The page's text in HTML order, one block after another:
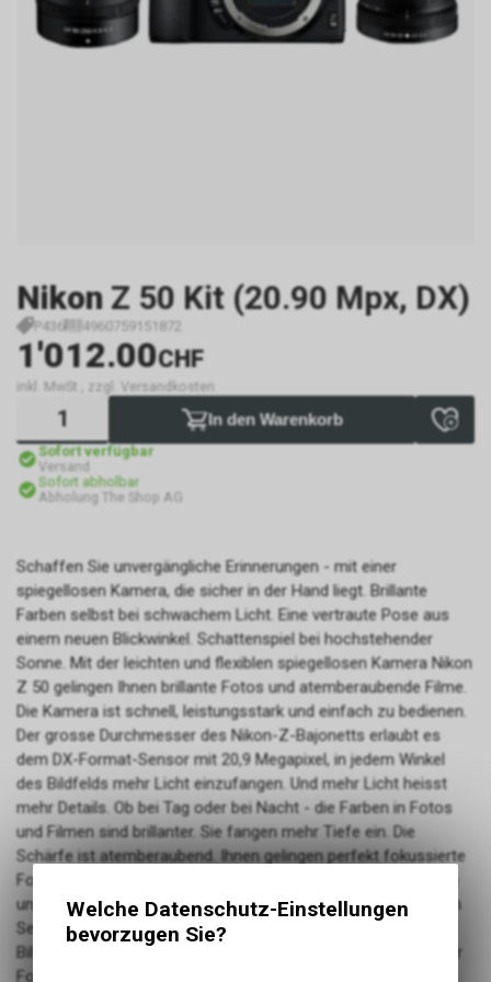
Nikon Z 50 Kit (20.90 Mpx, DX)
P436 4960759151872
1'012.00CHF
inkl. MwSt., zzgl. Versandkosten
In den Warenkorb
Sofort verfügbar
Versand
Sofort abholbar
Abholung The Shop AG
Schaffen Sie unvergängliche Erinnerungen - mit einer
spiegellosen Kamera, die sicher in der Hand liegt. Brillante
Farben selbst bei schwachem Licht. Eine vertraute Pose aus
einem neuen Blickwinkel. Schattenspiel bei hochstehender
Sonne. Mit der leichten und flexiblen spiegellosen Kamera Nikon
Z 50 gelingen Ihnen brillante Fotos und atemberaubende Filme.
Die Kamera ist schnell, leistungsstark und einfach zu bedienen.
Der grosse Durchmesser des Nikon-Z-Bajonetts erlaubt es
dem DX-Format-Sensor mit 20,9 Megapixel, in jedem Winkel
des Bildfelds mehr Licht einzufangen. Und mehr Licht heisst
mehr Details. Ob bei Tag oder bei Nacht - die Farben in Fotos
und Filmen sind brillanter. Sie fangen mehr Tiefe ein. Die
Schärfe ist atemberaubend. Ihnen gelingen perfekt fokussierte
Fotos und 4K-Filme. Der Hybrid-Autofokus ist schnell, präzise
und arbeitet extrem gleichmässig. Die AF-Messfelder auf dem
Sensor decken horizontal und vertikal (ca.) 90 % des
Bildausschnitts ab - für durchgehend scharfe Aufnahmen. Der
Fokus erfasst Motive in der Mitte ebenso wie am Rand des
Welche Datenschutz-Einstellungen
bevorzugen Sie?